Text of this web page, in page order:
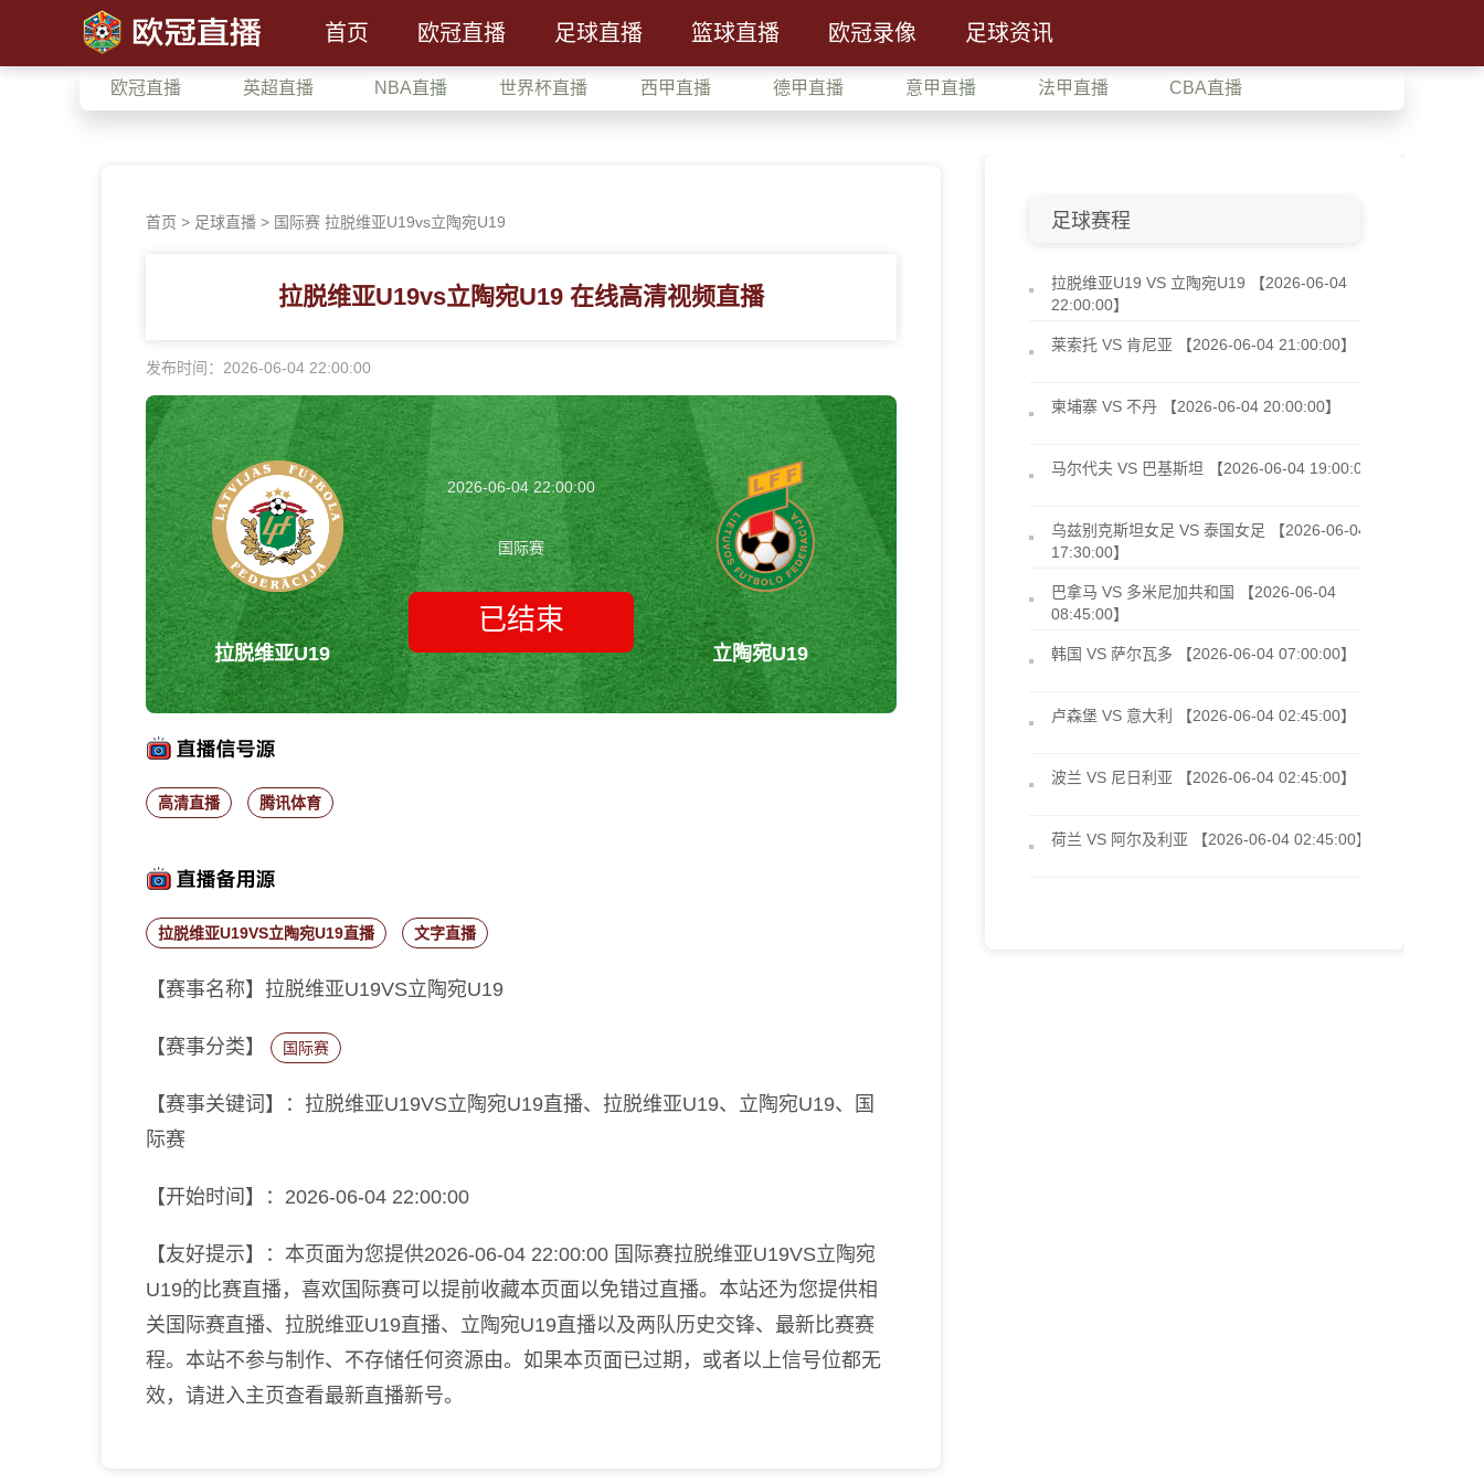
首页 欧冠直播 足球直播 篮球直播 欧冠录像 足球资讯
欧冠直播 英超直播 NBA直播 世界杯直播 西甲直播 德甲直播 意甲直播 法甲直播 CBA直播
首页 > 足球直播 > 国际赛 拉脱维亚U19vs立陶宛U19
拉脱维亚U19vs立陶宛U19 在线高清视频直播
发布时间：2026-06-04 22:00:00
拉脱维亚U19
2026-06-04 22:00:00
国际赛
已结束
立陶宛U19
高清直播 腾讯体育
拉脱维亚U19VS立陶宛U19直播 文字直播
【赛事名称】拉脱维亚U19VS立陶宛U19
【赛事分类】 国际赛
【赛事关键词】：拉脱维亚U19VS立陶宛U19直播、拉脱维亚U19、立陶宛U19、国
际赛
【开始时间】：2026-06-04 22:00:00
【友好提示】：本页面为您提供2026-06-04 22:00:00 国际赛拉脱维亚U19VS立陶宛
U19的比赛直播，喜欢国际赛可以提前收藏本页面以免错过直播。本站还为您提供相
关国际赛直播、拉脱维亚U19直播、立陶宛U19直播以及两队历史交锋、最新比赛赛
程。本站不参与制作、不存储任何资源由。如果本页面已过期，或者以上信号位都无
效，请进入主页查看最新直播新号。
足球赛程
拉脱维亚U19 VS 立陶宛U19 【2026-06-04
22:00:00】
莱索托 VS 肯尼亚 【2026-06-04 21:00:00】
柬埔寨 VS 不丹 【2026-06-04 20:00:00】
马尔代夫 VS 巴基斯坦 【2026-06-04 19:00:00】
乌兹别克斯坦女足 VS 泰国女足 【2026-06-04
17:30:00】
巴拿马 VS 多米尼加共和国 【2026-06-04
08:45:00】
韩国 VS 萨尔瓦多 【2026-06-04 07:00:00】
卢森堡 VS 意大利 【2026-06-04 02:45:00】
波兰 VS 尼日利亚 【2026-06-04 02:45:00】
荷兰 VS 阿尔及利亚 【2026-06-04 02:45:00】